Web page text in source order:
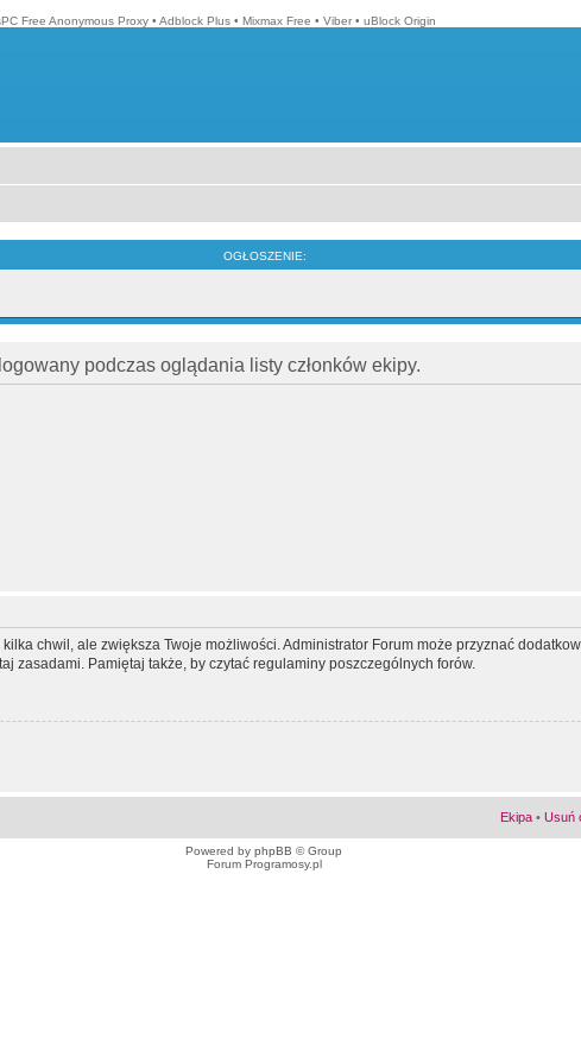
Free Anonymous Proxy • Adblock Plus • Mixmax Free • Viber • uBlock Origin
OGŁOSZENIE:
podczas oglądania listy członków ekipy.
chwil, ale zwiększa Twoje możliwości. Administrator Forum może przyznać
zasadami. Pamiętaj także, by czytać regulaminy poszczególnych forów.
Ekipa • Usuń
Powered by phpBB © Group
Forum Programosy.pl